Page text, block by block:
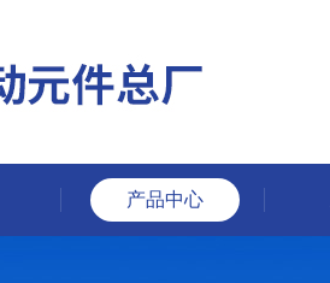
产品中心